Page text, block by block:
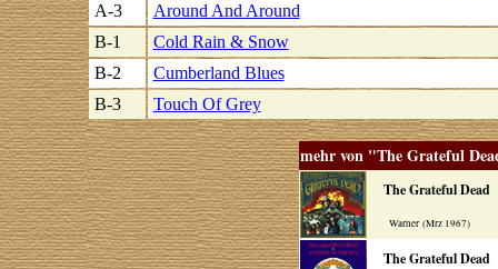
A-3
Around And Around
B-1
Cold Rain & Snow
B-2
Cumberland Blues
B-3
Touch Of Grey
mehr von "The Grateful
The Grateful Dead
Warner (Mrz 1967)
The Grateful Dead